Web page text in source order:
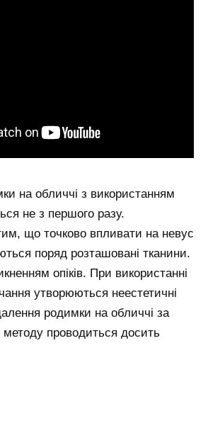
на обличчі з використанням
не з першого разу.
що точково впливати на невус
поряд розташовані тканини.
опіків. При використанні
утворюються неестетичні
родимки на обличчі за
проводиться досить